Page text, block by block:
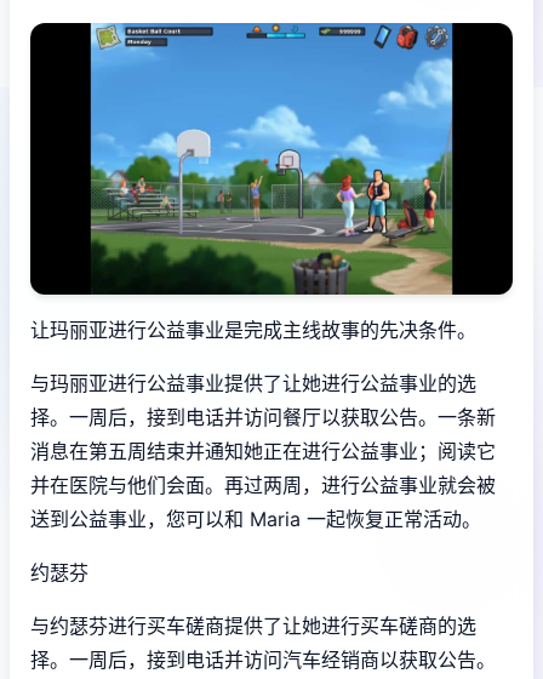
让玛丽亚进行公益事业是完成主线故事的先决条件。
与玛丽亚进行公益事业提供了让她进行公益事业的选
择。一周后，接到电话并访问餐厅以获取公告。一条新
消息在第五周结束并通知她正在进行公益事业；阅读它
并在医院与他们会面。再过两周，进行公益事业就会被
送到公益事业，您可以和 Maria 一起恢复正常活动。
约瑟芬
与约瑟芬进行买车磋商提供了让她进行买车磋商的选
择。一周后，接到电话并访问汽车经销商以获取公告。